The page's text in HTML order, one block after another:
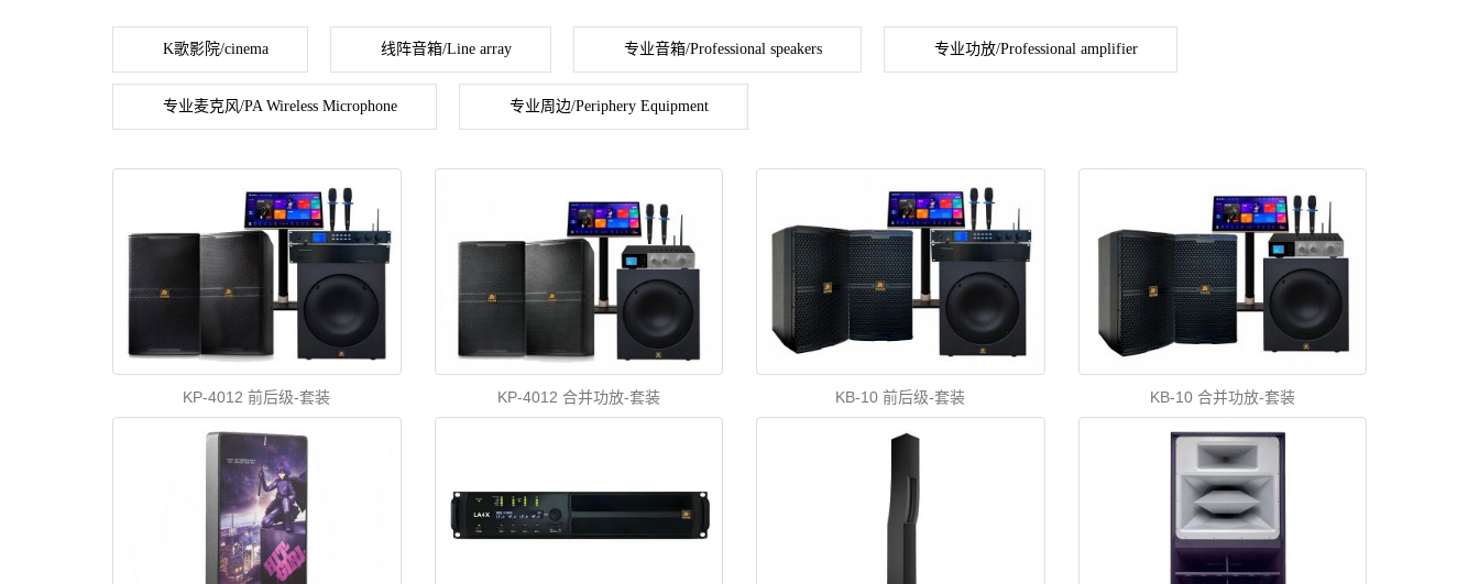
K歌影院/cinema 线阵音箱/Line array 专业音箱/Professional speakers 专业功放/Professional amplifier
专业麦克风/PA Wireless Microphone 专业周边/Periphery Equipment
KP-4012 前后级-套装 KP-4012 合并功放-套装 KB-10 前后级-套装 KB-10 合并功放-套装